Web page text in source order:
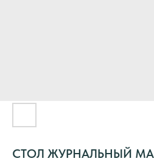
СТОЛ ЖУРНАЛЬНЫЙ